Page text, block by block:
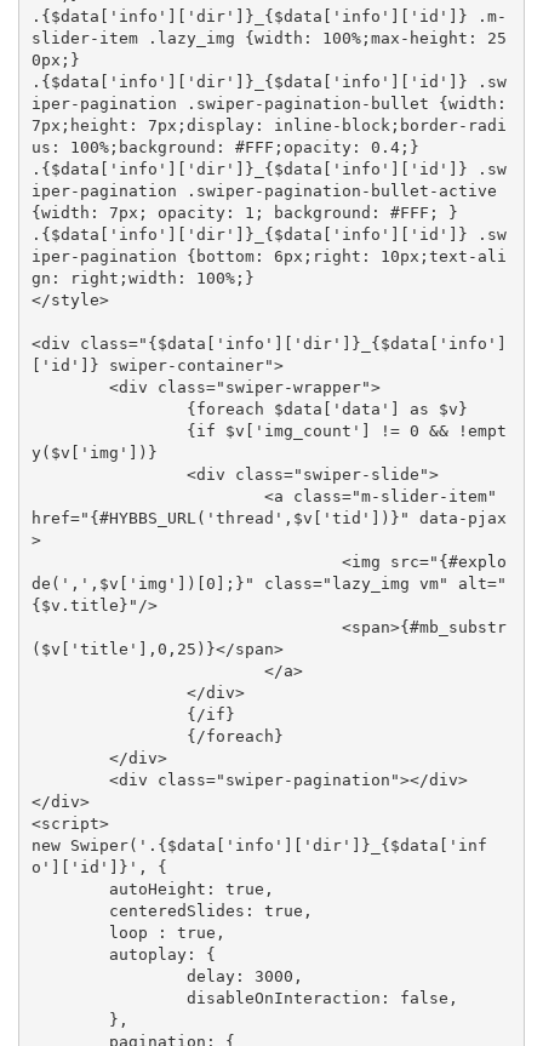
.{$data['info']['dir']}_{$data['info']['id']} .m-
slider-item .lazy_img {width: 100%;max-height: 25
0px;}
.{$data['info']['dir']}_{$data['info']['id']} .sw
iper-pagination .swiper-pagination-bullet {width:
7px;height: 7px;display: inline-block;border-radi
us: 100%;background: #FFF;opacity: 0.4;}
.{$data['info']['dir']}_{$data['info']['id']} .sw
iper-pagination .swiper-pagination-bullet-active
{width: 7px; opacity: 1; background: #FFF; }
.{$data['info']['dir']}_{$data['info']['id']} .sw
iper-pagination {bottom: 6px;right: 10px;text-ali
gn: right;width: 100%;}
</style>
<div class="{$data['info']['dir']}_{$data['info']
['id']} swiper-container">
y($v['img'])}
href="{#HYBBS_URL('thread',$v['tid'])}" data-pjax
>
de(',',$v['img'])[0];}" class="lazy_img vm" alt="
{$v.title}"/>
($v['title'],0,25)}</span>
</div>
<script>
new Swiper('.{$data['info']['dir']}_{$data['inf
o']['id']}', {